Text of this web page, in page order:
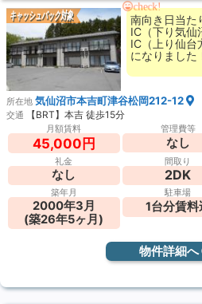
キャッシュバック対象
check!
南向き日当
IC（下り気仙
IC（上り仙
になりまし
所在地 気仙沼市本吉町津谷松岡212-12
交通 【BRT】本吉 徒歩15分
月額賃料
45,000円
管理費等
なし
礼金
なし
間取り
2DK
築年月
2000年3月
(築26年5ヶ月)
駐車場
1台分賃料
物件詳細へ